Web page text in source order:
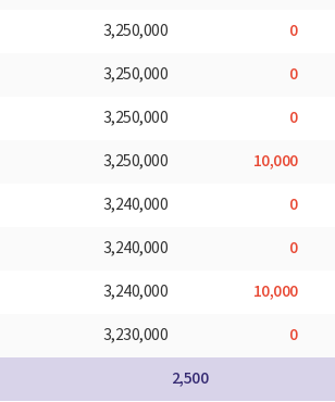
3,250,000 0
3,250,000 0
3,250,000 0
3,250,000 10,000
3,240,000 0
3,240,000 0
3,240,000 10,000
3,230,000 0
2,500